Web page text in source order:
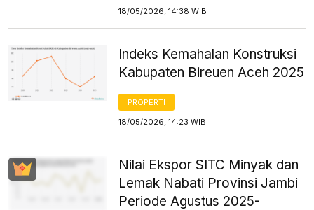
18/05/2026, 14:38 WIB
Indeks Kemahalan Konstruksi
Kabupaten Bireuen Aceh 2025
PROPERTI
18/05/2026, 14:23 WIB
Nilai Ekspor SITC Minyak dan
Lemak Nabati Provinsi Jambi
Periode Agustus 2025-